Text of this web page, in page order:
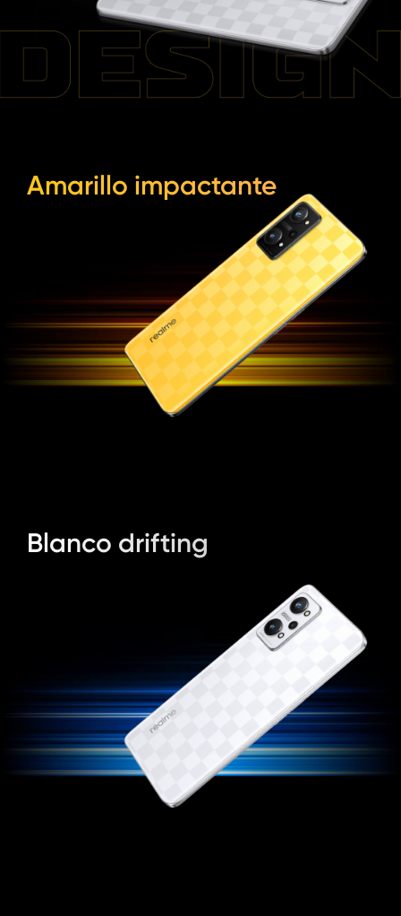
Amarillo impactante
Blanco drifting